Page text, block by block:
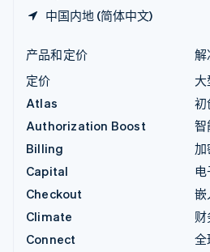
中国内地 (简体中文)
产品和定价
定价
Atlas
Authorization Boost
Billing
Capital
Checkout
Climate
Connect
解
初
智
加
嵌
全